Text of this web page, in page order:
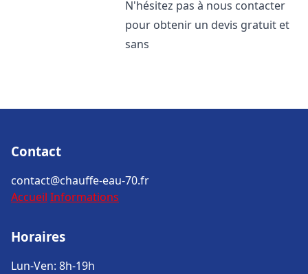
N'hésitez pas à nous contacter
pour obtenir un devis gratuit et
sans
Contact
contact@chauffe-eau-70.fr
Accueil Informations
Horaires
Lun-Ven: 8h-19h